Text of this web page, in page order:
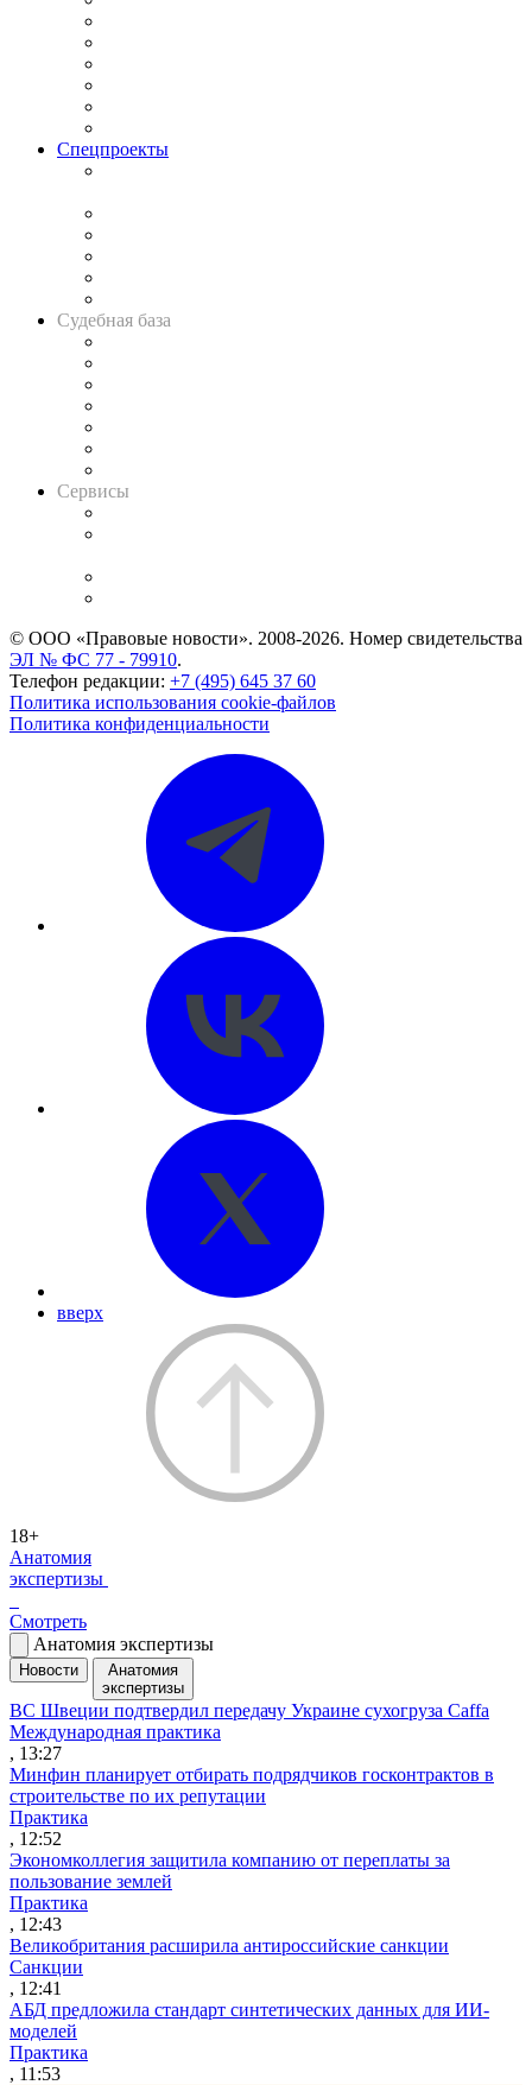
Спецпроекты
Судебная база
Сервисы
© ООО «Правовые новости». 2008-2026. Номер свидетельства
ЭЛ № ФС 77 - 79910.
Телефон редакции: +7 (495) 645 37 60
Политика использования cookie-файлов
Политика конфиденциальности
вверх
18+
Анатомия
экспертизы
Смотреть
Анатомия экспертизы
Новости
Анатомия
экспертизы
ВС Швеции подтвердил передачу Украине сухогруза Caffa
Международная практика
, 13:27
Минфин планирует отбирать подрядчиков госконтрактов в
строительстве по их репутации
Практика
, 12:52
Экономколлегия защитила компанию от переплаты за
пользование землей
Практика
, 12:43
Великобритания расширила антироссийские санкции
Санкции
, 12:41
АБД предложила стандарт синтетических данных для ИИ-
моделей
Практика
, 11:53